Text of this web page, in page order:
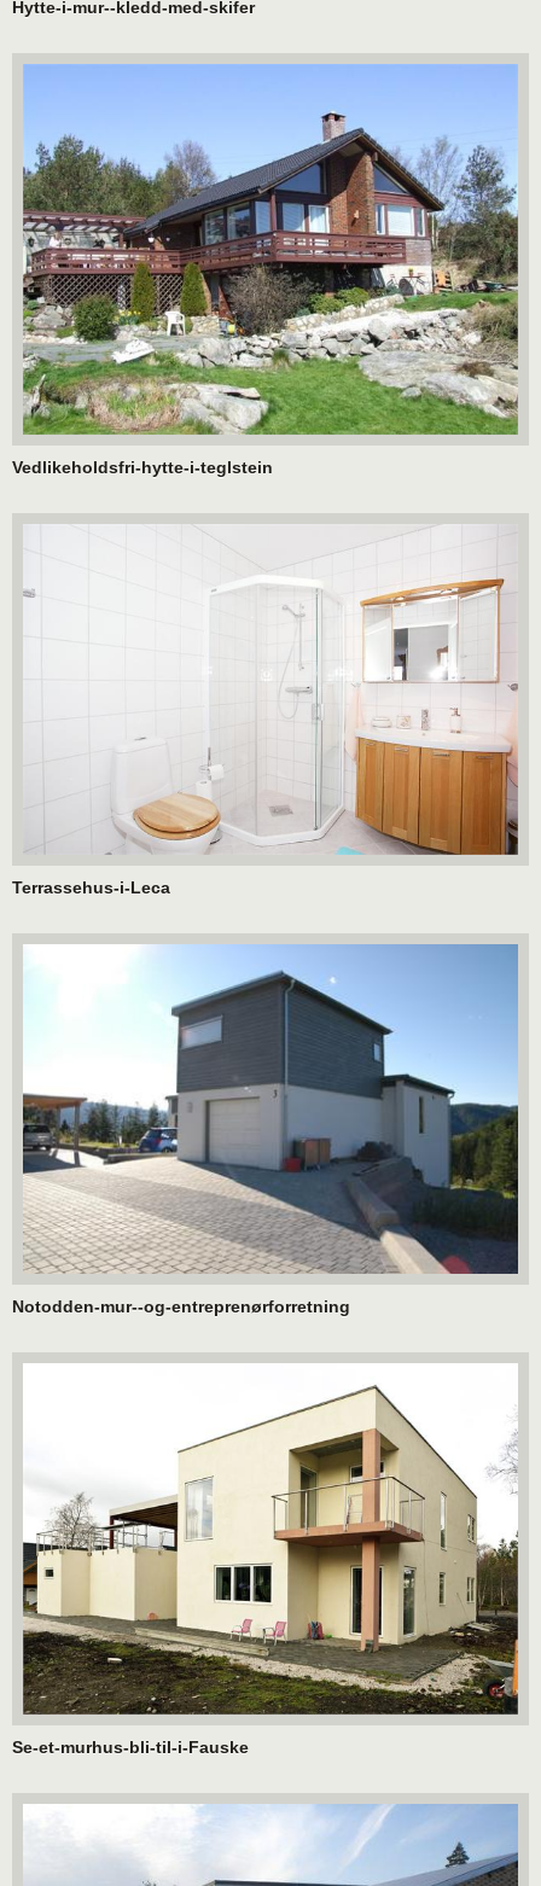
Hytte-i-mur--kledd-med-skifer
Vedlikeholdsfri-hytte-i-teglstein
Terrassehus-i-Leca
Notodden-mur--og-entreprenørforretning
Se-et-murhus-bli-til-i-Fauske